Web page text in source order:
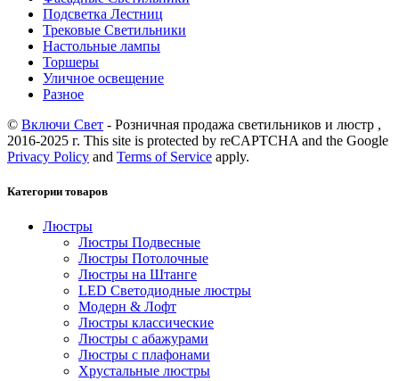
Подсветка Лестниц
Трековые Светильники
Настольные лампы
Торшеры
Уличное освещение
Разное
© Включи Свет - Розничная продажа светильников и люстр ,
2016-2025 г. This site is protected by reCAPTCHA and the Google
Privacy Policy and Terms of Service apply.
Категории товаров
Люстры
Люстры Подвесные
Люстры Потолочные
Люстры на Штанге
LED Светодиодные люстры
Модерн & Лофт
Люстры классические
Люстры с абажурами
Люстры с плафонами
Хрустальные люстры